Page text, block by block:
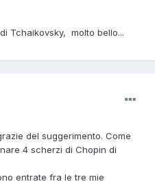
Tchaikovsky, molto bello...
del suggerimento. Come
4 scherzi di Chopin di
entrate fra le tre mie